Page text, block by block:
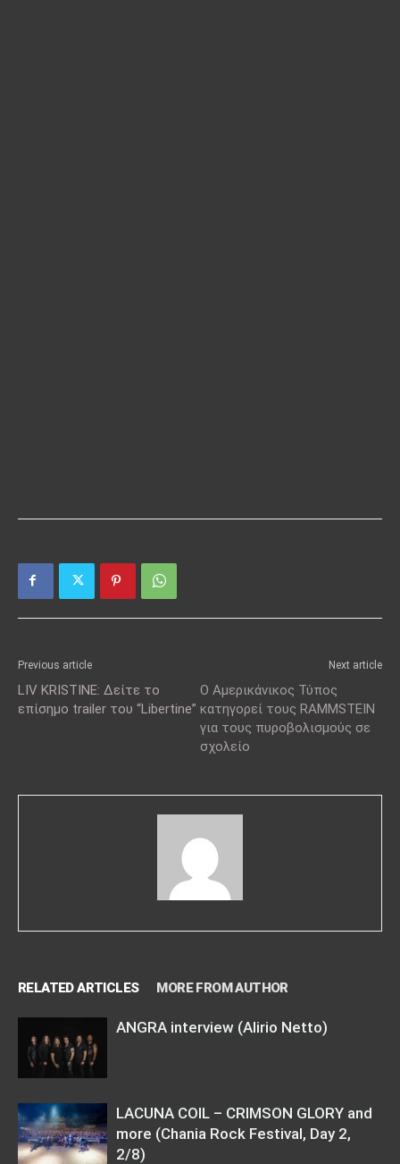
Previous article
LIV KRISTINE: Δείτε το
επίσημο trailer του “Libertine”
Next article
Ο Αμερικάνικος Τύπος
κατηγορεί τους RAMMSTEIN
για τους πυροβολισμούς σε
σχολείο
RELATED ARTICLES MORE FROM AUTHOR
ANGRA interview (Alirio Netto)
LACUNA COIL – CRIMSON GLORY and
more (Chania Rock Festival, Day 2,
2/8)